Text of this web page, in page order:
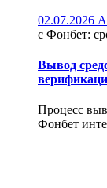
02.07.2026
с Фонбет:
Вывод
Процесс
Фонбет